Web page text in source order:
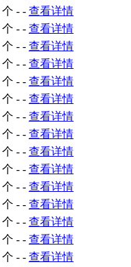
个 - - 查看详情
个 - - 查看详情
个 - - 查看详情
个 - - 查看详情
个 - - 查看详情
个 - - 查看详情
个 - - 查看详情
个 - - 查看详情
个 - - 查看详情
个 - - 查看详情
个 - - 查看详情
个 - - 查看详情
个 - - 查看详情
个 - - 查看详情
个 - - 查看详情